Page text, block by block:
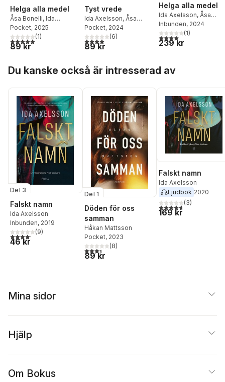
Helga alla medel
Åsa Bonelli, Ida
Axelsson
Pocket, 2025
5,0utav 5 stjärnor. Totalt antal röster:
(1)
89 kr
Tyst vrede
Ida Axelsson, Åsa
Bonelli
Pocket, 2024
4,0utav 5 stjärnor. Totalt antal röster:
(6)
89 kr
Helga alla medel
Ida Axelsson, Åsa
Bonelli
Inbunden, 2024
4,0utav 5 stjärnor.
(1)
239 kr
Du kanske också är intresserad av
Del 3
Falskt namn
Ida Axelsson
Inbunden, 2019
4,2utav 5 stjärnor. Totalt antal röster:
(9)
46 kr
Del 1
Döden för oss
samman
Håkan Mattsson
Pocket, 2023
3,4utav 5 stjärnor. Totalt antal röster:
(8)
89 kr
Falskt namn
Ida Axelsson
Ljudbok 2020
4,7utav 5 stjärnor.
(3)
169 kr
Mina sidor
Hjälp
Om Bokus